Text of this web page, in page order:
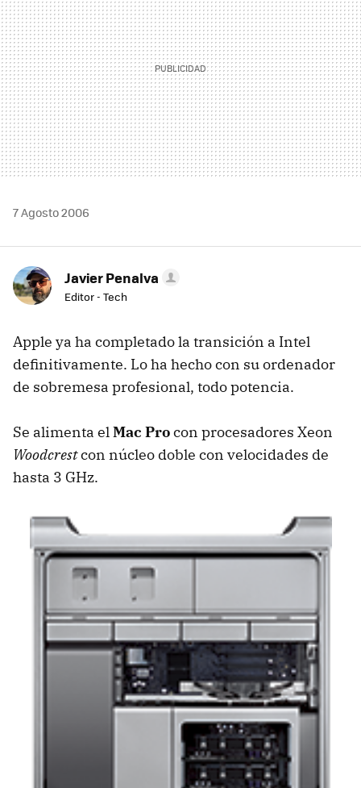
7 Agosto 2006
Javier Penalva
Editor - Tech
Apple ya ha completado la transición a Intel
definitivamente. Lo ha hecho con su ordenador
de sobremesa profesional, todo potencia.
Se alimenta elMac Procon procesadores Xeon
Woodcrestcon núcleo doble con velocidades de
hasta 3 GHz.